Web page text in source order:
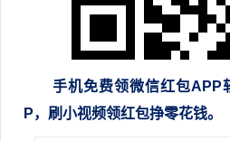
手机免费领微信红包APP
P，刷小视频领红包挣零花钱。